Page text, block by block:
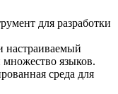
для разработки
настраиваемый
языков.
среда для